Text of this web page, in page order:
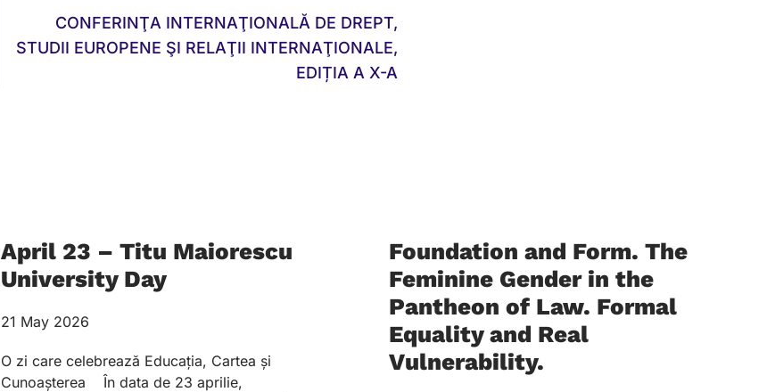
CONFERINŢA INTERNAŢIONALĂ DE DREPT,
STUDII EUROPENE ŞI RELAŢII INTERNAŢIONALE,
EDIȚIA A X-A
April 23 – Titu Maiorescu
University Day
21 May 2026
O zi care celebrează Educația, Cartea și
Cunoașterea În data de 23 aprilie,
Foundation and Form. The
Feminine Gender in the
Pantheon of Law. Formal
Equality and Real
Vulnerability.